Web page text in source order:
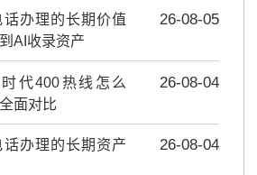
办理的长期价值
AI收录资产
26-08-05
代400热线怎么
面对比
26-08-04
办理的长期资产
26-08-04